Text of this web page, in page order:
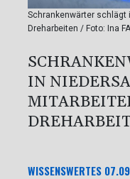
Schrankenwärter schlägt
Dreharbeiten / Foto: Ina
IN
WISSENSWERTES